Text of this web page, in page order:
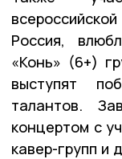
Россия,
«Конь» (6+)
выступят
талантов.
концертом с
кавер-групп и